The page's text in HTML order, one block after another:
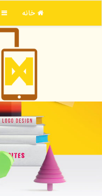
خانه